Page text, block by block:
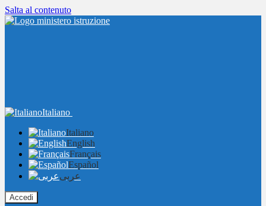
Salta al contenuto
Italiano
Italiano
English
Français
Español
عربى
Accedi